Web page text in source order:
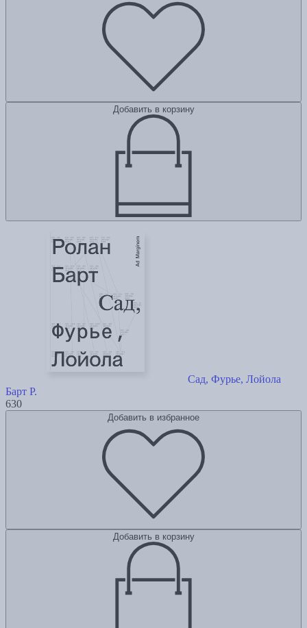
Добавить в корзину
Сад, Фурье, Лойола
Барт Р.
630
Добавить в избранное
Добавить в корзину